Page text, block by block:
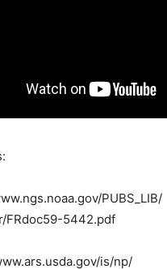
PUBS_LIB/
FRdoc59-5442.pdf
is/np/